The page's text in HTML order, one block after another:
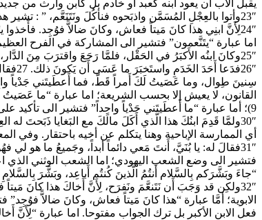
يقبل الاب أن يعود ابنه كعبد أو خادم بل كابن وارث من
23″وأتوا بالعِجْلِ المُسَمَّن واذبَحوه فنأكُلَ ونَتَنَعَّم، ” : تشير هذه الآية الى الوليمة ، والوليمة علامة المشاركة.
اما عبارة “يتَنَّعمون” فتشير الى المشاركة في الفرح
25″وكانَ ابنُه الأَكبَرُ في الحَقْل، فلمَّا رَجَعَ واقترَبَ مِنَ الدَّار، سَمِعَ غِناءً ورَقْصاً. تشير “عبارة “ابنُه الأَكبَرُ” الى موقف الفريسييِّن الوارد ذكرهم فلي المثل (لوقا 15: 2). وحواره مع أبيه يشكل مشهد مثل الابن الأكبر.
سِنينَ طِوال، وما عَصَيتُ لَكَ أَمراً قَطّ، فما أَعطَيتَني جَدْياً
9)؛ أما عبارة “ما أَعطَيتَني جَدْياً واحِداً” فتشير الى تأكيد على ضمير المتكلم، فحتى الجدي الذي هو شيء هزيل بالنسبة لعجل مسن، لم يعط له ليستمتع مع أصدقائه.
أي الممارسة الإباحية وهنا يتكلم عن أخيه باحتقار. وفي
31″فقالَ له: يا بُنَيَّ، أَنتَ مَعي دائماً أبداً، وجَميعُ ما هو
فتشير الى وضع الشعب اليهودي؛ اما الشعب الوثني الذي
“جاءَ وبَشَّرَكم بِالسَّلام أَنتُمُ الَّذينَ كُنتُم أَباعِد، وبَشَّرَ بِالسَّلامِ الَّذينَ كانوا أَقارِب” (أفسس 2: 17)، وهي دعوة
32″ولكِن قد وَجَبَ أَن نَتَنعَّمَ ونَفرَح، لِأَنَّ أَخاكَ هذا كانَ
الابوية؛ أمَّا عبارة “هذا كانَ مَيتاً فعاش، وكانَ ضالاًّ
فعل الابن الأكبر بل ترك الجواب مفتوحا. اما عبارة “لِأَنَّ